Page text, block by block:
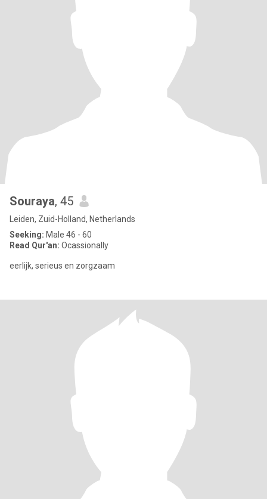
Souraya, 45
Leiden, Zuid-Holland, Netherlands
Seeking: Male 46 - 60
Read Qur'an: Ocassionally
eerlijk, serieus en zorgzaam